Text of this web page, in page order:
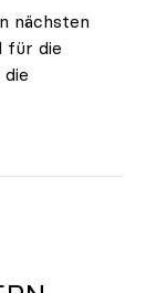
nächsten
für die
Für